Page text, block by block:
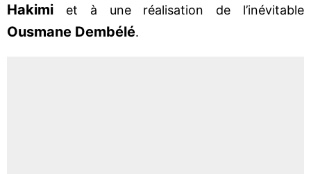
Hakimi et à une réalisation de l’inévitable
Ousmane Dembélé.